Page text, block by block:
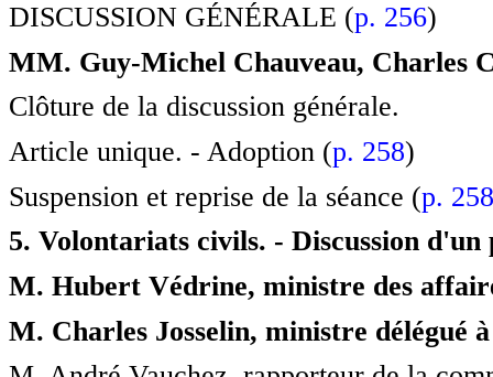
DISCUSSION GÉNÉRALE (p. 256)
MM. Guy-Michel Chauveau, Charles
Clôture de la discussion générale.
Article unique. - Adoption (p. 258)
Suspension et reprise de la séance (p. 258
5. Volontariats civils. - Discussion
M. Hubert Védrine, ministre des
M. Charles Josselin, ministre délégué